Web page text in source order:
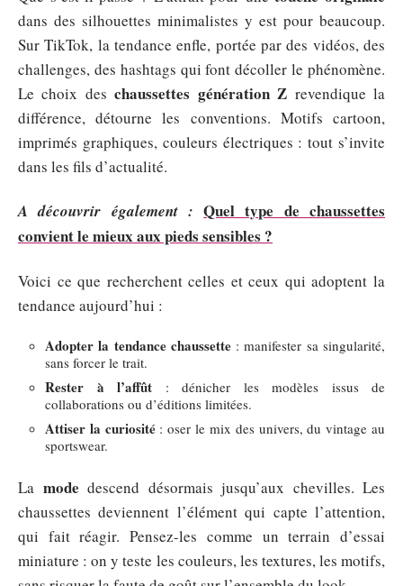
dans des silhouettes minimalistes y est pour beaucoup.
Sur TikTok, la tendance enfle, portée par des vidéos, des
challenges, des hashtags qui font décoller le phénomène.
Le choix deschaussettes génération Z revendique la
différence, détourne les conventions. Motifs cartoon,
imprimés graphiques, couleurs électriques : tout s’invite
dans les fils d’actualité.
A découvrir également : Quel type de chaussettes
convient le mieux aux pieds sensibles ?
Voici ce que recherchent celles et ceux qui adoptent la
tendance aujourd’hui :
Adopter la tendance chaussette: manifester sa singularité,
sans forcer le trait.
Rester à l’affût : dénicher les modèles issus de
collaborations ou d’éditions limitées.
Attiser la curiosité: oser le mix des univers, du vintage au
sportswear.
La mode descend désormais jusqu’aux chevilles. Les
chaussettes deviennent l’élément qui capte l’attention,
qui fait réagir. Pensez-les comme un terrain d’essai
miniature : on y teste les couleurs, les textures, les motifs,